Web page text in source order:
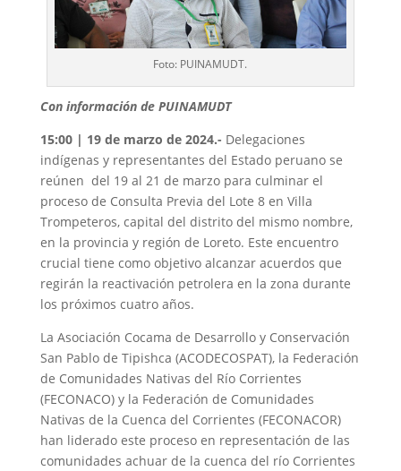
Foto: PUINAMUDT.
Con información de PUINAMUDT
15:00 | 19 de marzo de 2024.- Delegaciones
indígenas y representantes del Estado peruano se
reúnen del 19 al 21 de marzo para culminar el
proceso de Consulta Previa del Lote 8 en Villa
Trompeteros, capital del distrito del mismo nombre,
en la provincia y región de Loreto. Este encuentro
crucial tiene como objetivo alcanzar acuerdos que
regirán la reactivación petrolera en la zona durante
los próximos cuatro años.
La Asociación Cocama de Desarrollo y Conservación
San Pablo de Tipishca (ACODECOSPAT), la Federación
de Comunidades Nativas del Río Corrientes
(FECONACO) y la Federación de Comunidades
Nativas de la Cuenca del Corrientes (FECONACOR)
han liderado este proceso en representación de las
comunidades achuar de la cuenca del río Corrientes